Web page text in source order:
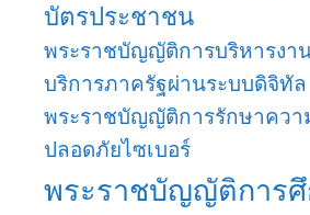
บัตรประชาชน
พระราชบัญญัติการบริหารงา
บริการภาครัฐผ่านระบบดิจิทัล
พระราชบัญญัติการรักษาควา
ปลอดภัยไซเบอร์
พระราชบัญญัติการ